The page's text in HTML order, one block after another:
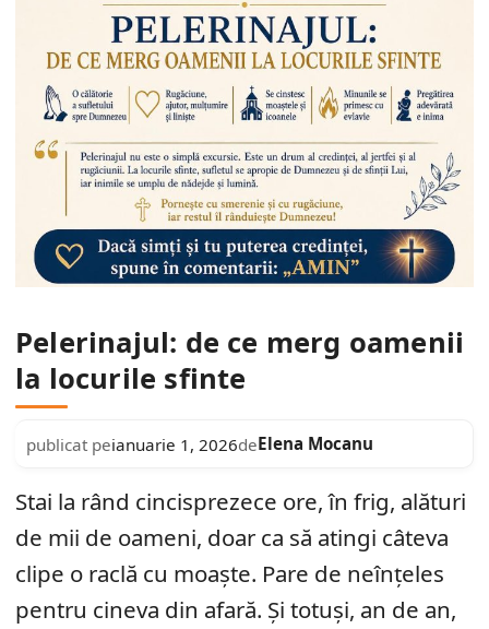
Pelerinajul: de ce merg oamenii
la locurile sfinte
publicat peianuarie 1, 2026deElena Mocanu
Stai la rând cincisprezece ore, în frig, alături
de mii de oameni, doar ca să atingi câteva
clipe o raclă cu moaște. Pare de neînțeles
pentru cineva din afară. Și totuși, an de an,